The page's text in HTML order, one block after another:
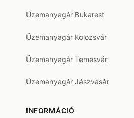
Üzemanyagár Bukarest
Üzemanyagár Kolozsvár
Üzemanyagár Temesvár
Üzemanyagár Jászvásár
INFORMÁCIÓ